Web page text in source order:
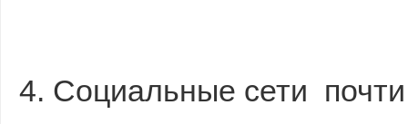
4. Социальные сети